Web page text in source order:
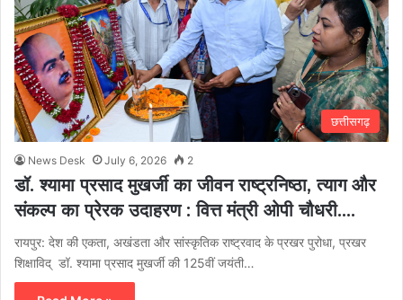
छत्तीसगढ़
News Desk July 6, 2026 2
डॉ. श्यामा प्रसाद मुखर्जी का जीवन राष्ट्रनिष्ठा, त्याग और
संकल्प का प्रेरक उदाहरण : वित्त मंत्री ओपी चौधरी….
रायपुर: देश की एकता, अखंडता और सांस्कृतिक राष्ट्रवाद के प्रखर पुरोधा, प्रखर
शिक्षाविद् डॉ. श्यामा प्रसाद मुखर्जी की 125वीं जयंती…